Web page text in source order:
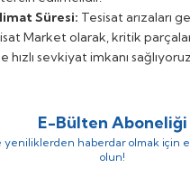
Süresi: Tesisat arızaları
Market olarak, kritik
hızlı sevkiyat imkanı
E-Bülten Aboneliği
yeniliklerden haberdar olmak için
olun!